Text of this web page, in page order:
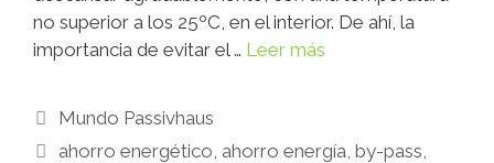
no superior a los 25ºC, en el interior. De ahí, la
importancia de evitar el … Leer más
Mundo Passivhaus
ahorro energético, ahorro energía,by-pass,